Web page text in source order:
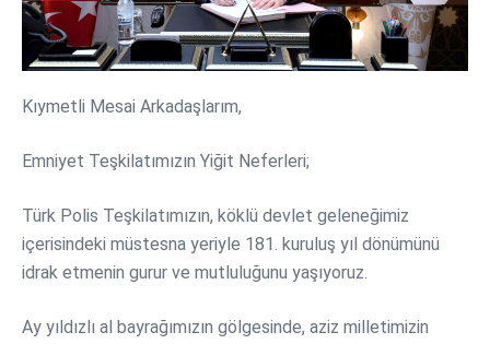
Kıymetli Mesai Arkadaşlarım,
Emniyet Teşkilatımızın Yiğit Neferleri;
Türk Polis Teşkilatımızın, köklü devlet geleneğimiz
içerisindeki müstesna yeriyle 181. kuruluş yıl dönümünü
idrak etmenin gurur ve mutluluğunu yaşıyoruz.
Ay yıldızlı al bayrağımızın gölgesinde, aziz milletimizin